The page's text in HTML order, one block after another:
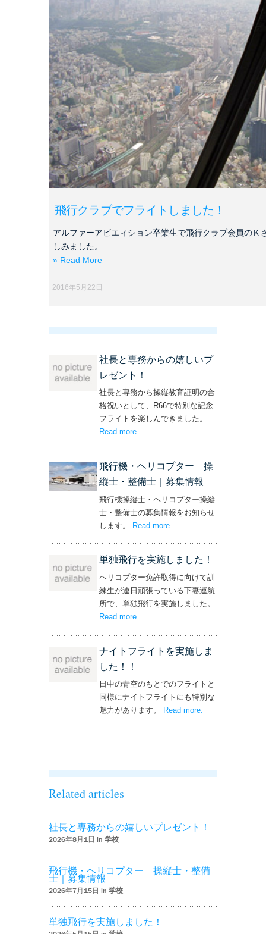
飛行クラブでフライトしました！
アルファーアビエィション卒業生で飛行クラブ会員のＫ
しみました。
» Read More
2016年5月22日
社長と専務からの嬉しいプ
レゼント！
社長と専務から操縦教育証明の合
格祝いとして、R66で特別な記念
フライトを楽しんできました。
Read more– ‘社長と専務からの嬉しいプレゼン
.
飛行機・ヘリコプター 操
縦士・整備士｜募集情報
飛行機操縦士・ヘリコプター操縦
士・整備士の募集情報をお知らせ
します。 Read more
単独飛行を実施しました！
ヘリコプター免許取得に向けて訓
練生が連日頑張っている下妻運航
所で、単独飛行を実施しました。
Read more
ナイトフライトを実施しま
した！！
日中の青空のもとでのフライトと
同様にナイトフライトにも特別な
魅力があります。
Read more– ‘ナイトフライト
.
Related articles
社長と専務からの嬉しいプレゼント！
2026年8月1日 in 学校
飛行機・ヘリコプター 操縦士・整備
士｜募集情報
2026年7月15日 in 学校
単独飛行を実施しました！